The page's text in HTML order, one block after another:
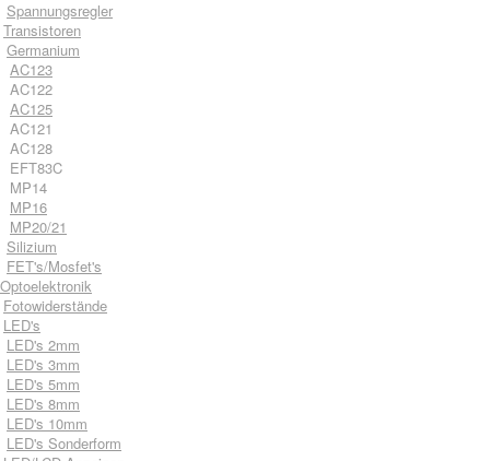
Spannungsregler
Transistoren
Germanium
AC123
AC122
AC125
AC121
AC128
EFT83C
MP14
MP16
MP20/21
Silizium
FET's/Mosfet's
Optoelektronik
Fotowiderstände
LED's
LED's 2mm
LED's 3mm
LED's 5mm
LED's 8mm
LED's 10mm
LED's Sonderform